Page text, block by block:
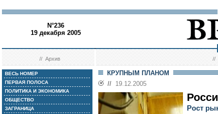
N°236
19 декабря 2005
//Архив //
ВЕСЬ НОМЕР
ПЕРВАЯ ПОЛОСА
ПОЛИТИКА И ЭКОНОМИКА
ОБЩЕСТВО
ЗАГРАНИЦА
КРУПНЫМ ПЛАНОМ
// 19.12.2005
Рост